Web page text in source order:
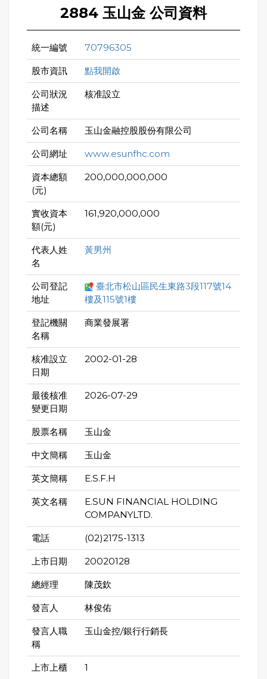
2884 玉山金 公司資料
統一編號 70796305
股市資訊 點我開啟
公司狀況
描述
核准設立
公司名稱 玉山金融控股股份有限公司
公司網址 www.esunfhc.com
資本總額
(元)
200,000,000,000
實收資本
額(元)
161,920,000,000
代表人姓
名
黃男州
公司登記
地址
臺北市松山區民生東路3段117號14
樓及115號1樓
登記機關
名稱
商業發展署
核准設立
日期
2002-01-28
最後核准
變更日期
2026-07-29
股票名稱 玉山金
中文簡稱 玉山金
英文簡稱 E.S.F.H
英文名稱
E.SUN FINANCIAL HOLDING
COMPANYLTD.
電話 (02)2175-1313
上市日期 20020128
總經理 陳茂欽
發言人 林俊佑
發言人職
稱
玉山金控/銀行行銷長
上市上櫃 1